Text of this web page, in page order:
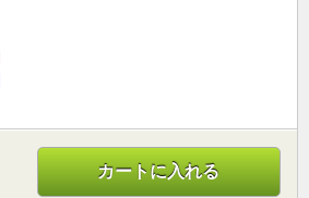
カートに入れる